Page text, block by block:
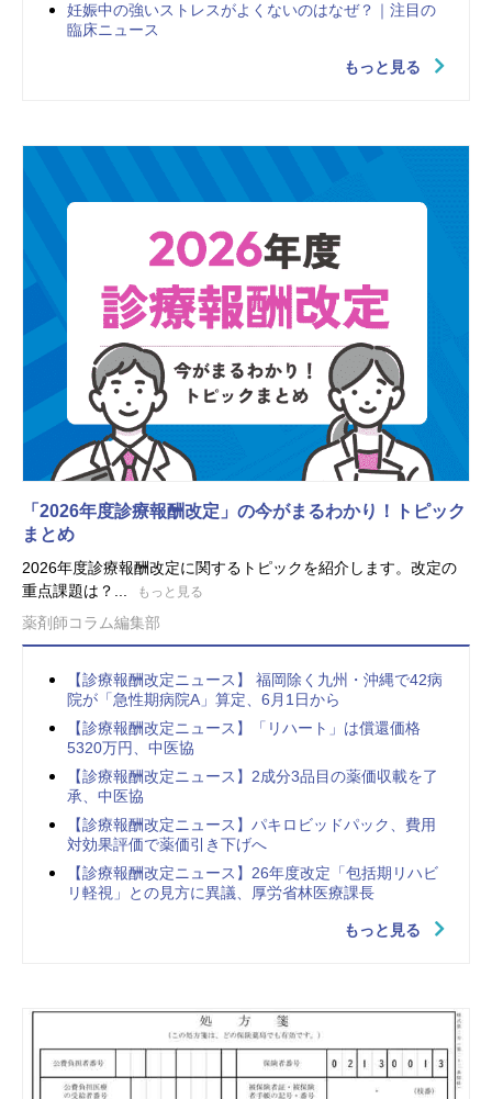
妊娠中の強いストレスがよくないのはなぜ？｜注目の
臨床ニュース
もっと見る
「2026年度診療報酬改定」の今がまるわかり！トピック
まとめ
2026年度診療報酬改定に関するトピックを紹介します。改定の
重点課題は？...
もっと見る
薬剤師コラム編集部
【診療報酬改定ニュース】 福岡除く九州・沖縄で42病
院が「急性期病院A」算定、6月1日から
【診療報酬改定ニュース】「リハート」は償還価格
5320万円、中医協
【診療報酬改定ニュース】2成分3品目の薬価収載を了
承、中医協
【診療報酬改定ニュース】パキロビッドパック、費用
対効果評価で薬価引き下げへ
【診療報酬改定ニュース】26年度改定「包括期リハビ
リ軽視」との見方に異議、厚労省林医療課長
もっと見る